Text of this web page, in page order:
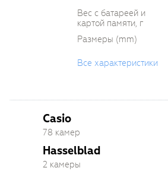
Вес с батареей и
картой памяти, г
Размеры (mm)
Все характеристики
Casio
78 камер
Hasselblad
2 камеры